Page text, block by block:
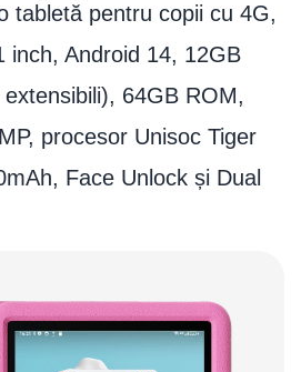
tabletă pentru copii cu 4G,
inch, Android 14, 12GB
64GB ROM,
procesor Unisoc Tiger
Face Unlock și Dual